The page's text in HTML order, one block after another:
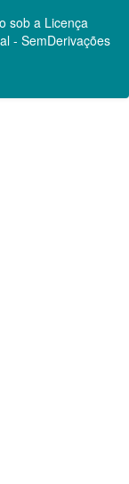
sob a Licença
- SemDerivações